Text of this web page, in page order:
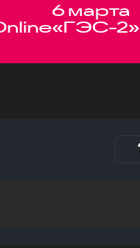
6 марта
«ГЭС-2»